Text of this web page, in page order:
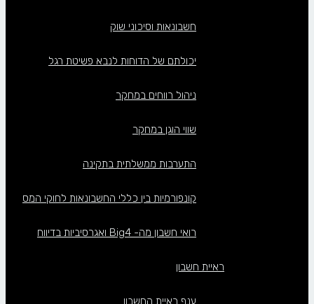
חשבונאות וסיכוני שוק
יכולתם של הדוחות לנבא פשיטת רגל
ניהול רווחים במחקר
שווי הוגן במחקר
התערבות ממשלתית בתקינה
קונפורמיות בין כללי החשבונאות לחוקי המס
רואי חשבון מה- Big4 ואגרסיביות בדיווח
ראיית חשבון
ענף ראיית החשבון